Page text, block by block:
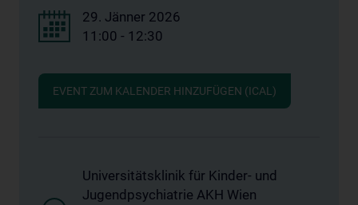
29. Jänner 2026
11:00 - 12:30
EVENT ZUM KALENDER HINZUFÜGEN (ICAL)
Universitätsklinik für Kinder- und
Jugendpsychiatrie AKH Wien